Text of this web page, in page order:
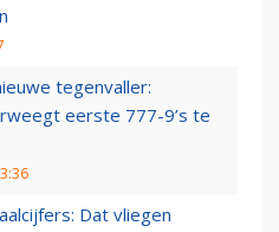
tegenvaller:
eerste 777-9’s te
Dat vliegen